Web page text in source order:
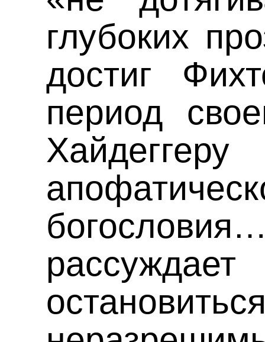
глубоких
достиг
период